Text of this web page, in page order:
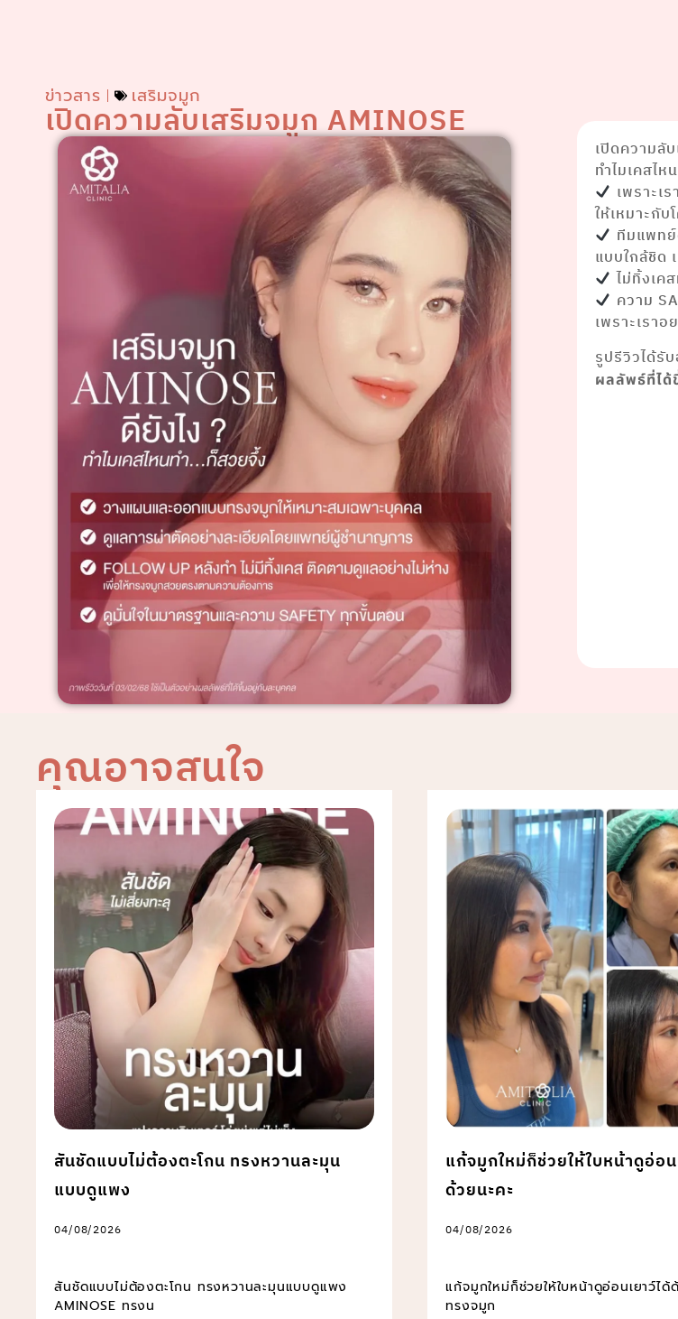
ข่าวสาร เสริมจมูก
เปิดความลับเสริมจมูก AMINOSE
เปิดความลั
ทำไมเคสไ
เพราะเ
ให้เหมาะกั
ทีมแพท
แบบใกล้ชิด
ไม่ทิ้งเค
ความ
เพราะเรา
รูปรีวิวได้รั
ผลลัพธ์ที่ได้
คุณอาจสนใจ
สันชัดแบบไม่ต้องตะโกน ทรงหวานละมุน
แบบดูแพง
04/08/2026
สันชัดแบบไม่ต้องตะโกน ทรงหวานละมุนแบบดูแพง
AMINOSE ทรงน
แก้จมูกใหม่ก็ช่วยให้ใบหน้าดูอ่อ
ด้วยนะคะ
04/08/2026
แก้จมูกใหม่ก็ช่วยให้ใบหน้าดูอ่อนเยาว์ได้
ทรงจมูก